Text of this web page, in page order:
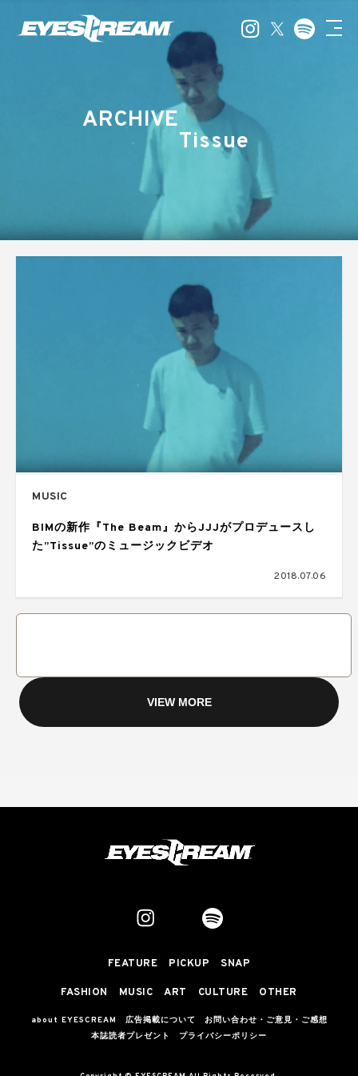
ARCHIVE
Tissue
MUSIC
BIMの新作『The Beam』からJJJがプロデュースし
た”Tissue”のミュージックビデオ
2018.07.06
VIEW MORE
FEATURE PICKUP SNAP
FASHION MUSIC ART CULTURE OTHER
about EYESCREAM 広告掲載について
お問い合わせ・ご意見・ご感想
本誌読者プレゼント
プライバシーポリシー